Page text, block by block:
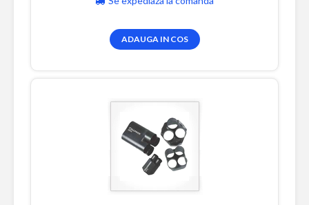
ADAUGA IN COS